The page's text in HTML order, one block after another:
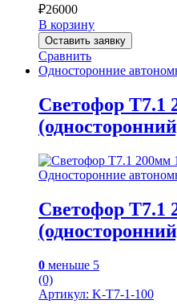
₽26000
В корзину
Оставить заявку
Сравнить
Односторонние
Светофор Т7.1
Односторонние
Светофор Т7.1
0 меньше 5
(0)
Артикул: K-T7-1-100